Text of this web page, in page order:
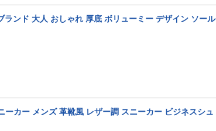
ランド 大人 おしゃれ 厚底 ボリューミー デザイン ソール
ーカー メンズ 革靴風 レザー調 スニーカー ビジネスシュ